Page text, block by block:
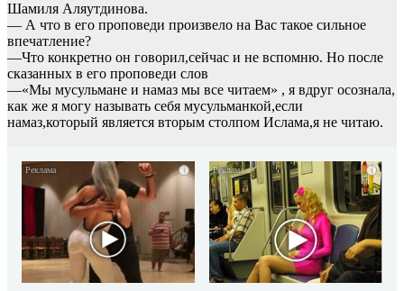
Шамиля Аляутдинова.
— А что в его проповеди произвело на Вас такое сильное
впечатление?
—Что конкретно он говорил,сейчас и не вспомню. Но после
сказанных в его проповеди слов
—«Мы мусульмане и намаз мы все читаем» , я вдруг осознала,
как же я могу называть себя мусульманкой,если
намаз,который является вторым столпом Ислама,я не читаю.
i i